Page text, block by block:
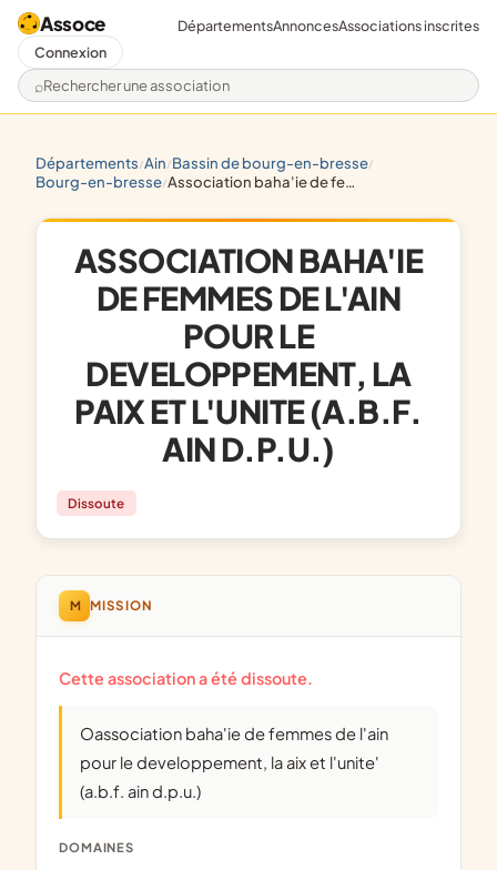
Assoce
Rechercher une association
DépartementsAnnoncesAssociations inscrites
Connexion
départements/ ain/ bassin de bourg-en-bresse/
bourg-en-bresse/ association baha'ie de femmes de l'ain pour le developpement, la paix et l'unite (a.b.f. ain d.p.u.)
ASSOCIATION BAHA'IE
DE FEMMES DE L'AIN
POUR LE
DEVELOPPEMENT, LA
PAIX ET L'UNITE (A.B.F.
AIN D.P.U.)
Dissoute
M MISSION
Cette association a été dissoute.
Oassociation baha'ie de femmes de l'ain
pour le developpement, la aix et l'unite'
(a.b.f. ain d.p.u.)
DOMAINES